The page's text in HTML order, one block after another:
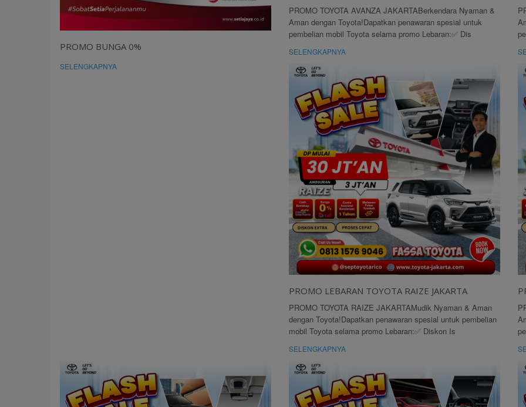
PROMO BUNGA 0%
SELENGKAPNYA
PROMO TOYOTA AVANZA JAKARTABerkendara Nyaman &
Aman dengan Toyota!Dapatkan penawaran spesial untuk
pembelian mobil Toyota selama promo Lebaran:✅ Dis
SELENGKAPNYA
PROMO LEBARAN TOYOTA RAIZE JAKARTA
PROMO TOYOTA RAIZE JAKARTAMudik Nyaman & Aman
dengan Toyota!Dapatkan penawaran spesial untuk pembelian
mobil Toyota selama promo Lebaran:✅ Diskon Is
SELENGKAPNYA